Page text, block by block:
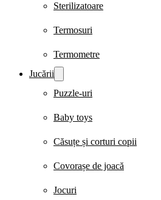
Sterilizatoare
Termosuri
Termometre
Jucării
Puzzle-uri
Baby toys
Căsuțe și corturi copii
Covorașe de joacă
Jocuri